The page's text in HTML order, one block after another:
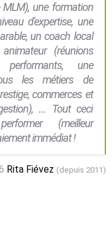
une formation
d'expertise, une
un coach local
(réunions
une
les métiers de
commerces et
... Tout ceci
(meilleur
immédiat !
Rita Fiévez (depuis 2011)